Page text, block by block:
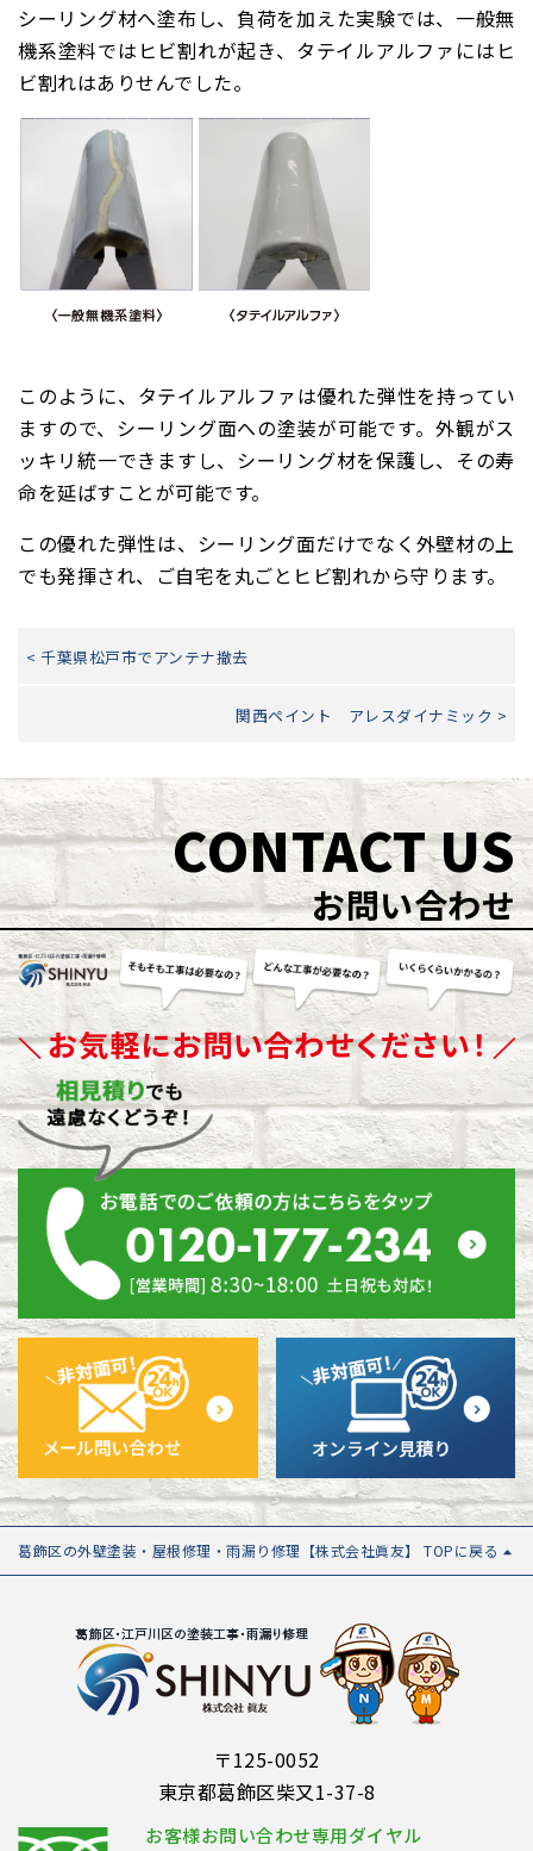
シーリング材へ塗布し、負荷を加えた実験では、一般無
機系塗料ではヒビ割れが起き、タテイルアルファにはヒ
ビ割れはありせんでした。
このように、タテイルアルファは優れた弾性を持ってい
ますので、シーリング面への塗装が可能です。外観がス
ッキリ統一できますし、シーリング材を保護し、その寿
命を延ばすことが可能です。
この優れた弾性は、シーリング面だけでなく外壁材の上
でも発揮され、ご自宅を丸ごとヒビ割れから守ります。
< 千葉県松戸市でアンテナ撤去
関西ペイント アレスダイナミック >
CONTACT US
お問い合わせ
葛飾区の外壁塗装・屋根修理・雨漏り修理【株式会社眞友】 TOPに戻る
〒125-0052
東京都葛飾区柴又1-37-8
お客様お問い合わせ専用ダイヤル